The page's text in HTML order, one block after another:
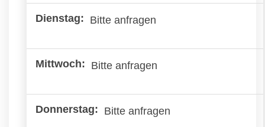
Bitte anfragen
Bitte anfragen
Bitte anfragen